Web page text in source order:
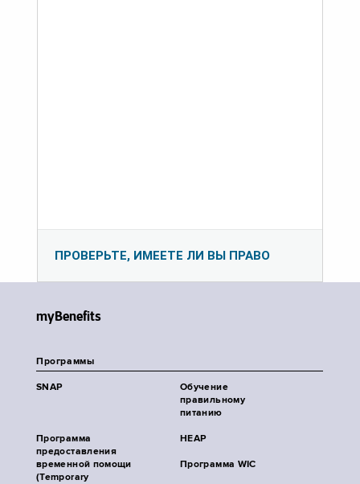
ПРОВЕРЬТЕ, ИМЕЕТЕ ЛИ ВЫ ПРАВО
myBenefits
Программы
SNAP
Обучение
правильному
питанию
Программа
предоставления
временной помощи
(Temporary
HEAP
Программа WIC